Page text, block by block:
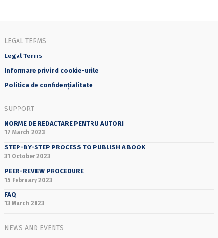
LEGAL TERMS
Legal Terms
Informare privind cookie-urile
Politica de confidențialitate
SUPPORT
NORME DE REDACTARE PENTRU AUTORI
17 March 2023
STEP-BY-STEP PROCESS TO PUBLISH A BOOK
31 October 2023
PEER-REVIEW PROCEDURE
15 February 2023
FAQ
13 March 2023
NEWS AND EVENTS